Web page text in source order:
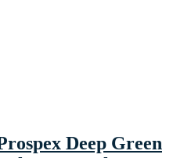
Deep Green